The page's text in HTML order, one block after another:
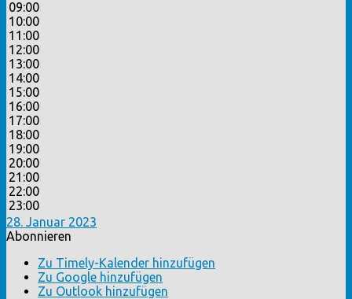
09:00
10:00
11:00
12:00
13:00
14:00
15:00
16:00
17:00
18:00
19:00
20:00
21:00
22:00
23:00
28. Januar 2023
Abonnieren
Zu Timely-Kalender hinzufügen
Zu Google hinzufügen
Zu Outlook hinzufügen